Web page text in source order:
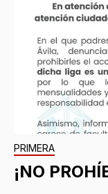
PRIMERA
¡NO